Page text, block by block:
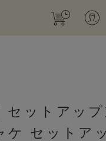
セットアッ
ケ セットア